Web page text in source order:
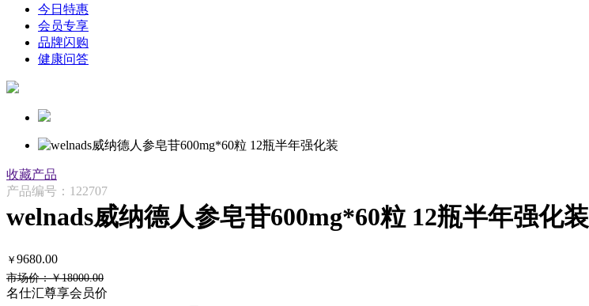
今日特惠
会员专享
品牌闪购
健康问答
收藏产品
产品编号：122707
welnads威纳德人参皂苷600mg*60粒 12瓶半年强化装
￥ 9680.00
市场价：￥18000.00
名仕汇尊享会员价